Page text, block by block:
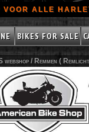
ALLE
BIKES FOR SALE
webshop / Remmen (